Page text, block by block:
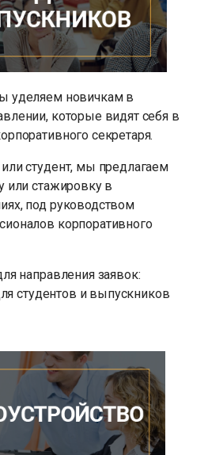
бесплатная
уделяем новичкам в
которые видят себя в
секретаря.
студент, мы предлагаем
или стажировку в
под руководством
корпоративного
направления заявок:
студентов и выпускников
специалистов
компаний